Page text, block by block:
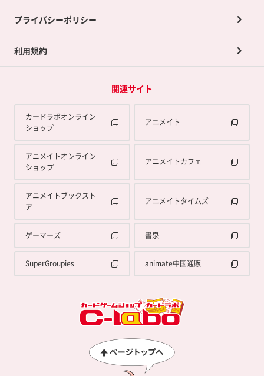
プライバシーポリシー
利用規約
関連サイト
カードラボオンライン
ショップ
アニメイト
アニメイトオンライン
ショップ
アニメイトカフェ
アニメイトブックスト
ア
アニメイトタイムズ
ゲーマーズ 書泉
SuperGroupies animate中国通販